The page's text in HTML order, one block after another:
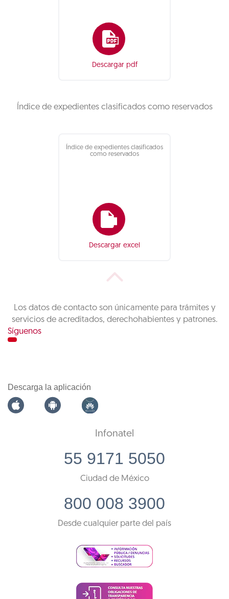
Descargar pdf
Índice de expedientes clasificados como reservados
Índice de expedientes clasificados
como reservados
Descargar excel
Los datos de contacto son únicamente para trámites y
servicios de acreditados, derechohabientes y patrones.
Síguenos
Descarga la aplicación
Infonatel
55 9171 5050
Ciudad de México
800 008 3900
Desde cualquier parte del país